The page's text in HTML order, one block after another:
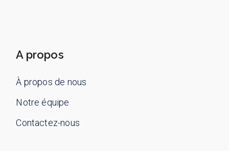
A propos
À propos de nous
Notre équipe
Contactez-nous